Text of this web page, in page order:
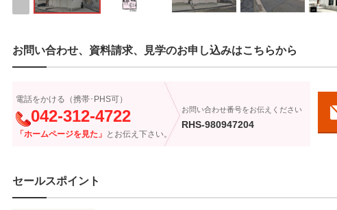
お問い合わせ、資料請求、見学のお申し込みはこちらから
電話をかける（携帯･PHS可）
042-312-4722
「ホームページを見た」 とお伝え下さい。
お問い合わせ番号をお伝えください
RHS-980947204
セールスポイント